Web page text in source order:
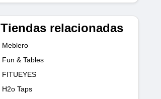
Tiendas relacionadas
Meblero
Fun & Tables
FITUEYES
H2o Taps